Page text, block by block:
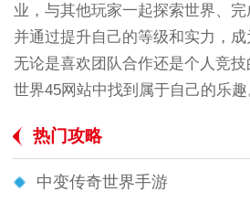
业，与其他玩家一起探索世界、完
并通过提升自己的等级和实力，成
无论是喜欢团队合作还是个人竞
世界45网站中找到属于自己的乐趣
热门攻略
中变传奇世界手游